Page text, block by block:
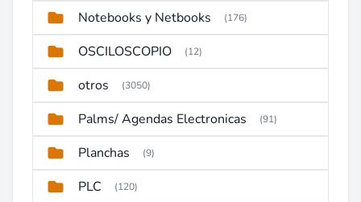
Notebooks y Netbooks (176)
OSCILOSCOPIO (12)
otros (3050)
Palms/ Agendas Electronicas (91)
Planchas (9)
PLC (120)